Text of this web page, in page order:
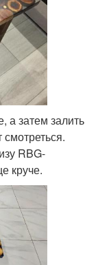
а затем залить
смотреться.
RBG-
круче.